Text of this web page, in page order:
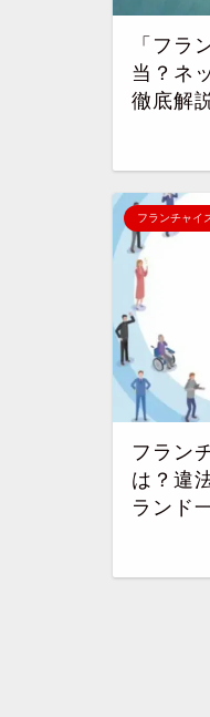
「フラ
当？ネ
徹底解
フランチャイ
フラン
は？違
ランド